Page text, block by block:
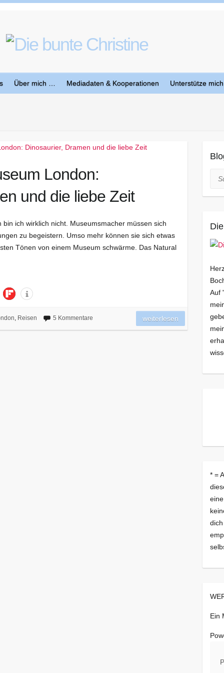
Über mich … Mediadaten & Kooperationen Unterstütze mich
London:
und die liebe Zeit
ich wirklich nicht. Museumsmacher müssen sich
zu begeistern. Umso mehr können sie sich etwas
Tönen von einem Museum schwärme. Das Natural
, Reisen 5 Kommentare weiterlesen
Auf
* =
Ein